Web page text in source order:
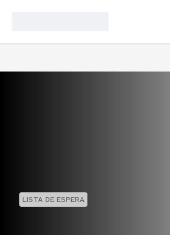
LISTA DE ESPERA